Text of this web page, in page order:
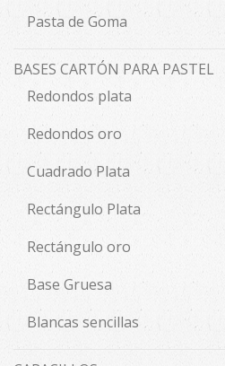
Pasta de Goma
BASES CARTÓN PARA PASTEL
Redondos plata
Redondos oro
Cuadrado Plata
Rectángulo Plata
Rectángulo oro
Base Gruesa
Blancas sencillas